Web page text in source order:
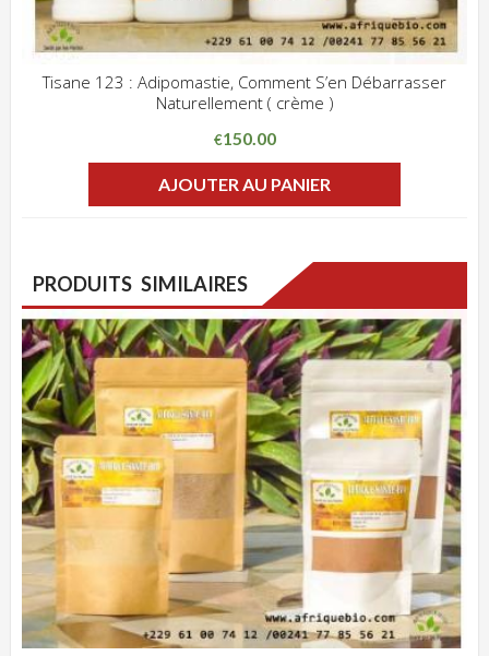
Tisane 123 : Adipomastie, Comment S’en Débarrasser
Naturellement ( crème )
€150.00
AJOUTER AU PANIER
PRODUITS SIMILAIRES